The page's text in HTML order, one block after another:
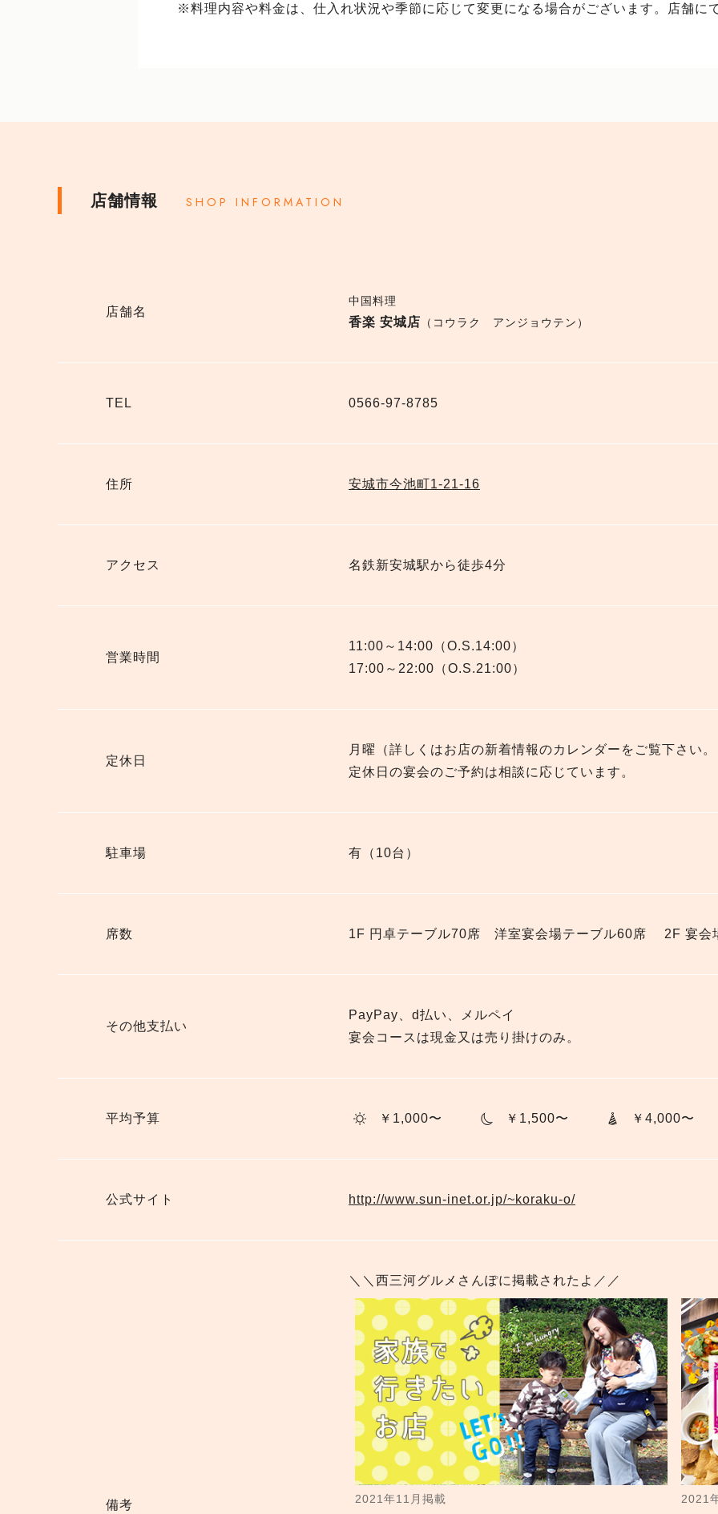
※料理内容や料金は、仕入れ状況や季節に応じて変更になる場合がございます。店舗に
店舗情報 SHOP INFORMATION
店舗名
中国料理
香楽 安城店 （コウラク アンジョウテン）
TEL 0566-97-8785
住所 安城市今池町1-21-16
アクセス 名鉄新安城駅から徒歩4分
営業時間
11:00～14:00（O.S.14:00）
17:00～22:00（O.S.21:00）
定休日
月曜（詳しくはお店の新着情報のカレンダーをご覧下さい
定休日の宴会のご予約は相談に応じています。
駐車場 有（10台）
席数 1F 円卓テーブル70席 洋室宴会場テーブル60席 2F 宴会
その他支払い
PayPay、d払い、メルペイ
宴会コースは現金又は売り掛けのみ。
平均予算 ￥1,000〜 ￥1,500〜 ￥4,000〜
公式サイト http://www.sun-inet.or.jp/~koraku-o/
備考
＼＼西三河グルメさんぽに掲載されたよ／／
2021年11月掲載 2021